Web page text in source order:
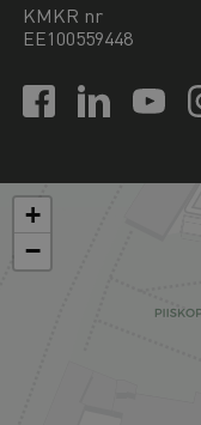
KMKR nr
EE100559448
+
−